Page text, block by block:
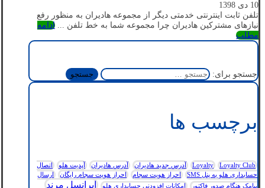
10 دی 1398
تلفن ثابت اینترنتی خدمتی دیگر از مجموعه هادیران به منظور رفع
نیازهای مشترکین هادیران چرا مجموعه شما به خط تلفن ... ادامه
مطلب
جستجو برای:
برچسب ها
Loyalty Loyalty Club آدرس جدید هادیران آدرس هادیران آپدیت هلو
اتصال
حسابداری هلو به پنل SMS
احراز هویت سجام احراز هویت سجام رایگان
ارسال
پیامک هنگام صدور فاکتور
امکانات افزودنی حسابداری هلو
ایرانسل مرند